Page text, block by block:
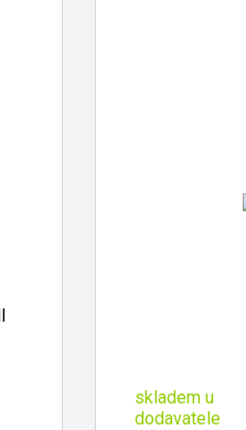
skladem u
dodavatele